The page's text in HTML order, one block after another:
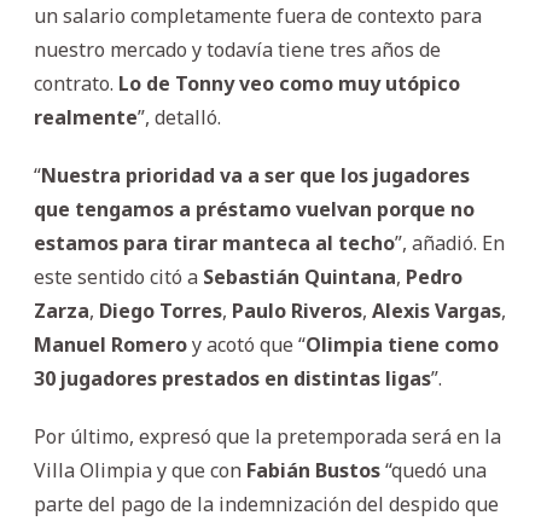
un salario completamente fuera de contexto para
nuestro mercado y todavía tiene tres años de
contrato. Lo de Tonny veo como muy utópico
realmente”, detalló.
“Nuestra prioridad va a ser que los jugadores
que tengamos a préstamo vuelvan porque no
estamos para tirar manteca al techo”, añadió. En
este sentido citó a Sebastián Quintana, Pedro
Zarza, Diego Torres, Paulo Riveros, AlexisVargas,
Manuel Romeroy acotó que “Olimpia tiene como
30 jugadores prestados en distintas ligas”.
Por último, expresó que la pretemporada será en la
Villa Olimpia y que con Fabián Bustos“quedó una
parte del pago de la indemnización del despido que